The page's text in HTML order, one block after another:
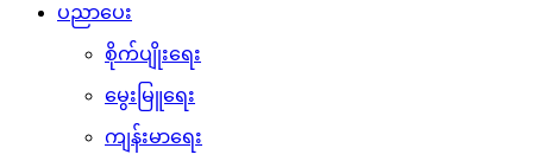
ပညာပေး
စိုက်ပျိုးရေး
မွေးမြူရေး
ကျန်းမာရေး